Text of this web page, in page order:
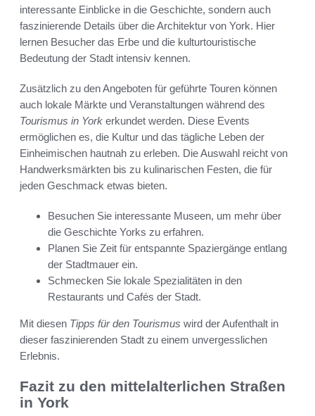
interessante Einblicke in die Geschichte, sondern auch
faszinierende Details über die Architektur von York. Hier
lernen Besucher das Erbe und die kulturtouristische
Bedeutung der Stadt intensiv kennen.
Zusätzlich zu den Angeboten für geführte Touren können
auch lokale Märkte und Veranstaltungen während des
Tourismus in York erkundet werden. Diese Events
ermöglichen es, die Kultur und das tägliche Leben der
Einheimischen hautnah zu erleben. Die Auswahl reicht von
Handwerksmärkten bis zu kulinarischen Festen, die für
jeden Geschmack etwas bieten.
Besuchen Sie interessante Museen, um mehr über
die Geschichte Yorks zu erfahren.
Planen Sie Zeit für entspannte Spaziergänge entlang
der Stadtmauer ein.
Schmecken Sie lokale Spezialitäten in den
Restaurants und Cafés der Stadt.
Mit diesen Tipps für den Tourismus wird der Aufenthalt in
dieser faszinierenden Stadt zu einem unvergesslichen
Erlebnis.
Fazit zu den mittelalterlichen Straßen
in York